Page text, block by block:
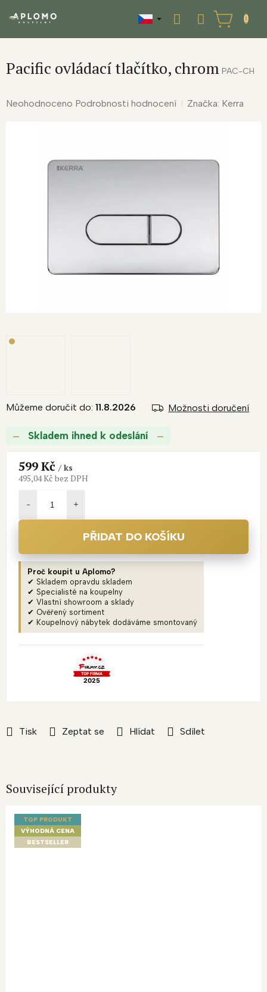
NÁKUPNÍ
KOŠÍK
Pacific ovládací tlačítko, chrom PAC-CH
Průměrné
Neohodnoceno Podrobnosti hodnocení Značka: Kerra
Skladem ihned k odeslání
Můžeme doručit do: 11.8.2026 Možnosti doručení
Tisk Zeptat se Hlídat Sdílet
599 Kč/ ks
495,04 Kč bez DPH
PŘIDAT DO KOŠÍKU
Proč koupit u Aplomo?
✔ Skladem opravdu skladem
✔ Specialisté na koupelny
✔ Vlastní showroom a sklady
✔ Ověřený sortiment
✔ Koupelnový nábytek dodáváme smontovaný
Související produkty
TOP PRODUKT
VÝHODNÁ CENA
BESTSELLER